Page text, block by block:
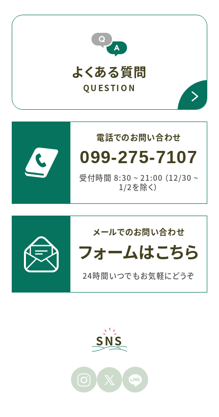
よくある質問
QUESTION
電話でのお問い合わせ
099-275-7107
受付時間 8:30 ~ 21:00 （12/30 ~
1/2を除く）
メールでのお問い合わせ
フォームはこちら
24時間いつでもお気軽にどうぞ
SNS